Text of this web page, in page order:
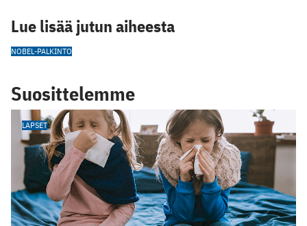
Lue lisää jutun aiheesta
NOBEL-PALKINTO
Suosittelemme
LAPSET